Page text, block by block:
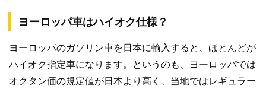
ヨーロッパ車はハイオク仕様？
ヨーロッパのガソリン車を日本に輸入すると、ほとんどが
ハイオク指定車になります。というのも、ヨーロッパでは
オクタン価の規定値が日本より高く、当地ではレギュラー